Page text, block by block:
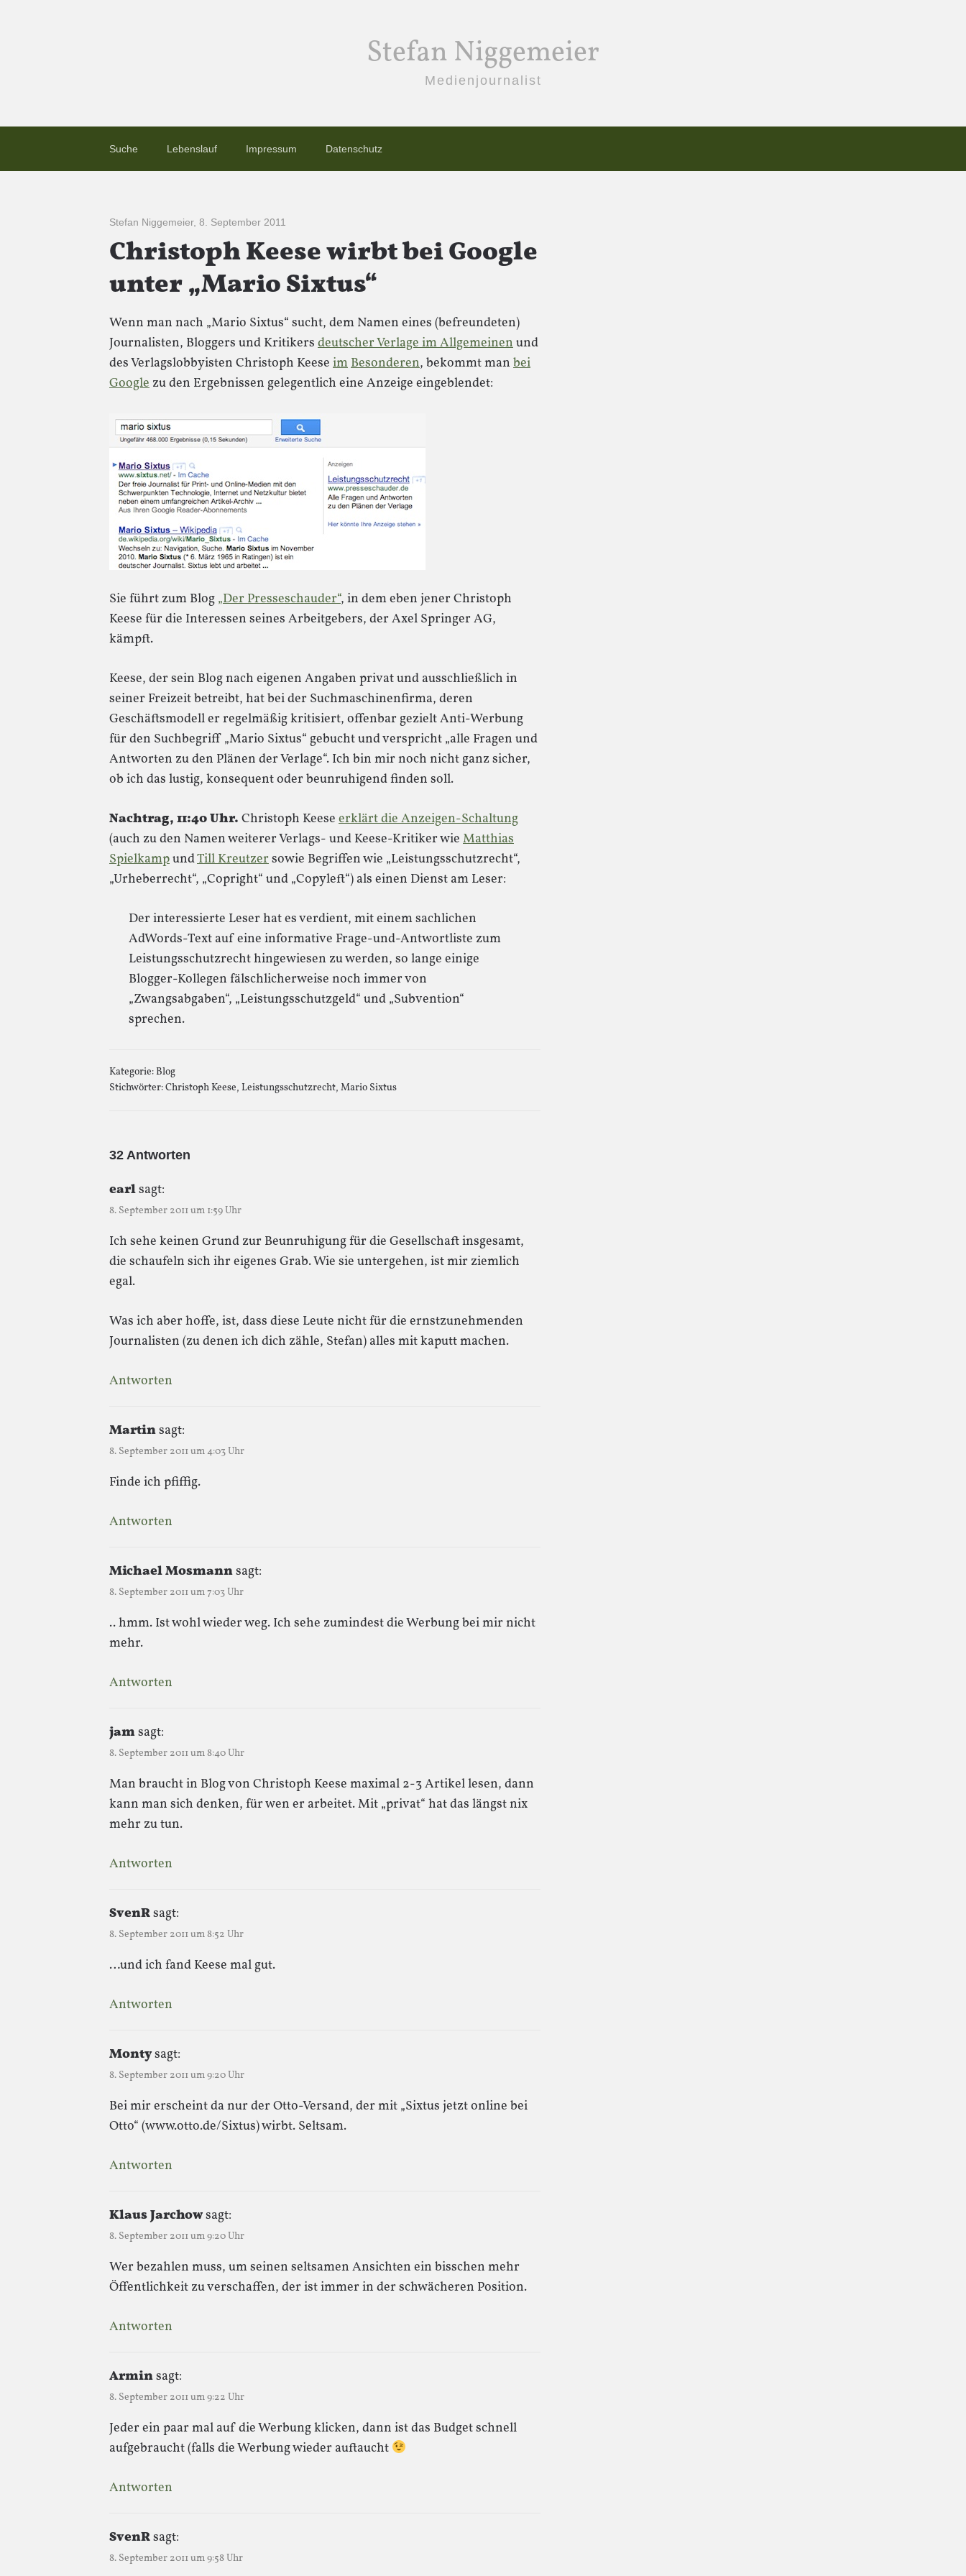
Stefan Niggemeier
Medienjournalist
Suche Lebenslauf Impressum Datenschutz
Stefan Niggemeier, 8. September 2011
Christoph Keese wirbt bei Google
unter „Mario Sixtus“
Wenn man nach „Mario Sixtus“ sucht, dem Namen eines (befreundeten)
Journalisten, Bloggers und Kritikers deutscher Verlage im Allgemeinenund
des Verlagslobbyisten Christoph Keese imBesonderen, bekommt man bei
Google zu den Ergebnissen gelegentlich eine Anzeige eingeblendet:
Sie führt zum Blog „Der Presseschauder“, in dem eben jener Christoph
Keese für die Interessen seines Arbeitgebers, der Axel Springer AG,
kämpft.
Keese, der sein Blog nach eigenen Angaben privat und ausschließlich in
seiner Freizeit betreibt, hat bei der Suchmaschinenfirma, deren
Geschäftsmodell er regelmäßig kritisiert, offenbar gezielt Anti-Werbung
für den Suchbegriff „Mario Sixtus“ gebucht und verspricht „alle Fragen und
Antworten zu den Plänen der Verlage“. Ich bin mir noch nicht ganz sicher,
ob ich das lustig, konsequent oder beunruhigend finden soll.
Nachtrag, 11:40 Uhr. Christoph Keese erklärt die Anzeigen-Schaltung
(auch zu den Namen weiterer Verlags- und Keese-Kritiker wie Matthias
SpielkampundTill Kreutzersowie Begriffen wie „Leistungsschutzrecht“,
„Urheberrecht“, „Copright“ und „Copyleft“) als einen Dienst am Leser:
Der interessierte Leser hat es verdient, mit einem sachlichen
AdWords-Text auf eine informative Frage-und-Antwortliste zum
Leistungsschutzrecht hingewiesen zu werden, so lange einige
Blogger-Kollegen fälschlicherweise noch immer von
„Zwangsabgaben“, „Leistungsschutzgeld“ und „Subvention“
sprechen.
Kategorie:Blog
Stichwörter:Christoph Keese, Leistungsschutzrecht, Mario Sixtus
32 Antworten
earlsagt:
8. September 2011 um 1:59 Uhr
Ich sehe keinen Grund zur Beunruhigung für die Gesellschaft insgesamt,
die schaufeln sich ihr eigenes Grab. Wie sie untergehen, ist mir ziemlich
egal.
Was ich aber hoffe, ist, dass diese Leute nicht für die ernstzunehmenden
Journalisten (zu denen ich dich zähle, Stefan) alles mit kaputt machen.
Antworten
Martinsagt:
8. September 2011 um 4:03 Uhr
Finde ich pfiffig.
Antworten
Michael Mosmannsagt:
8. September 2011 um 7:03 Uhr
.. hmm. Ist wohl wieder weg. Ich sehe zumindest die Werbung bei mir nicht
mehr.
Antworten
jamsagt:
8. September 2011 um 8:40 Uhr
Man braucht in Blog von Christoph Keese maximal 2-3 Artikel lesen, dann
kann man sich denken, für wen er arbeitet. Mit „privat“ hat das längst nix
mehr zu tun.
Antworten
SvenRsagt:
8. September 2011 um 8:52 Uhr
…und ich fand Keese mal gut.
Antworten
Montysagt:
8. September 2011 um 9:20 Uhr
Bei mir erscheint da nur der Otto-Versand, der mit „Sixtus jetzt online bei
Otto“ (www.otto.de/Sixtus) wirbt. Seltsam.
Antworten
Klaus Jarchowsagt:
8. September 2011 um 9:20 Uhr
Wer bezahlen muss, um seinen seltsamen Ansichten ein bisschen mehr
Öffentlichkeit zu verschaffen, der ist immer in der schwächeren Position.
Antworten
Arminsagt:
8. September 2011 um 9:22 Uhr
Jeder ein paar mal auf die Werbung klicken, dann ist das Budget schnell
aufgebraucht (falls die Werbung wieder auftaucht
Antworten
SvenRsagt:
8. September 2011 um 9:58 Uhr